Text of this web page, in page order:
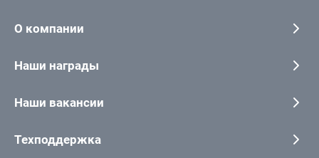
О компании
Наши награды
Наши вакансии
Техподдержка